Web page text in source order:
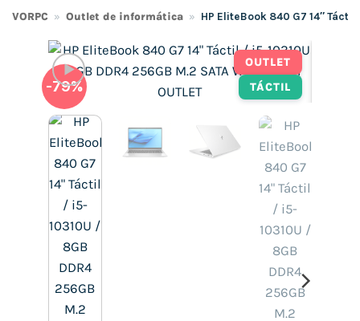
VORPC » Outlet de informática » HP EliteBook 840 G7 14″ Táctil
OUTLET
TÁCTIL
-79%